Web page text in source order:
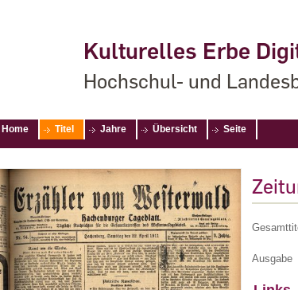
Kulturelles Erbe
Hochschul- und
Home Titel Jahre Übersicht Seite
Ausgabe